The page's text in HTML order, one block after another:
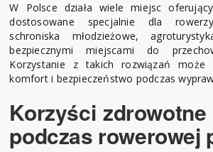
W Polsce działa wiele miejsc
dostosowane specjalnie dla
schroniska młodzieżowe,
bezpiecznymi miejscami do
Korzystanie z takich rozwiązań może
komfort i bezpieczeństwo podczas
Korzyści
podczas rowerowej